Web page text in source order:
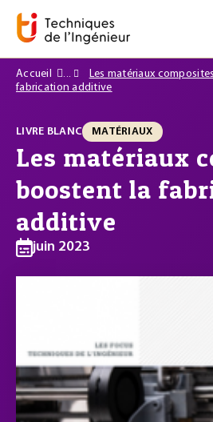
Accueil
Les matériaux
fabrication additive
LIVRE BLANC MATÉRIAUX
Les matériaux
boostent la
additive
juin 2023